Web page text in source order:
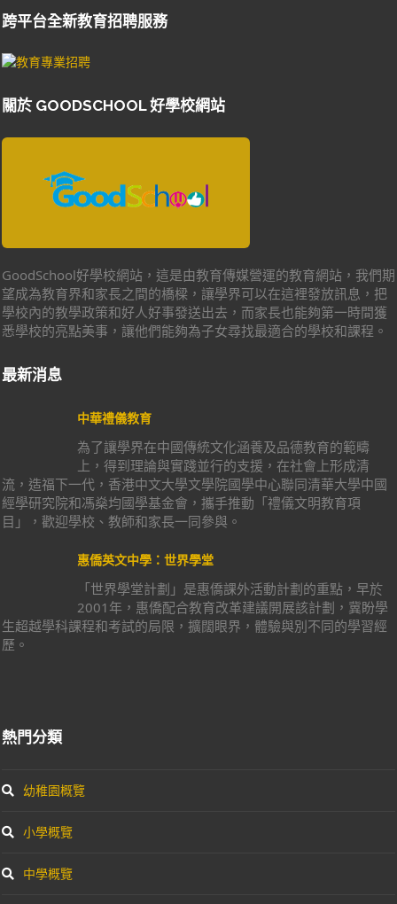
跨平台全新教育招聘服務
關於 GOODSCHOOL 好學校網站
GoodSchool好學校網站，這是由教育傳媒營運的教育網站，我們期
望成為教育界和家長之間的橋樑，讓學界可以在這裡發放訊息，把
學校內的教學政策和好人好事發送出去，而家長也能夠第一時間獲
悉學校的亮點美事，讓他們能夠為子女尋找最適合的學校和課程。
最新消息
中華禮儀教育
為了讓學界在中國傳統文化涵養及品德教育的範疇
上，得到理論與實踐並行的支援，在社會上形成清
流，造福下一代，香港中文大學文學院國學中心聯同清華大學中國
經學研究院和馮燊均國學基金會，攜手推動「禮儀文明教育項
目」，歡迎學校、教師和家長一同參與。
惠僑英文中學：世界學堂
「世界學堂計劃」是惠僑課外活動計劃的重點，早於
2001年，惠僑配合教育改革建議開展該計劃，冀盼學
生超越學科課程和考試的局限，擴闊眼界，體驗與別不同的學習經
歷。
熱門分類
幼稚園概覽
小學概覽
中學概覽